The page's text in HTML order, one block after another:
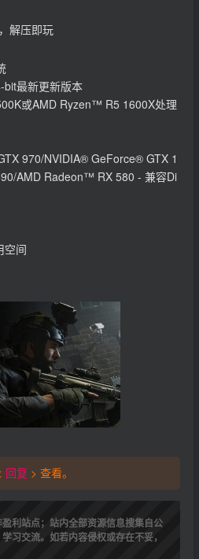
解压即玩
最新更新版本
或AMD Ryzen™ R5 1600X处理
970/NVIDIA® GeForce® GTX 1
AMD Radeon™ RX 580 - 兼容Di
空间
回复 > 查看。
利站点；站内全部资源信息搜集自公
习交流。如若内容侵权或存在不妥，